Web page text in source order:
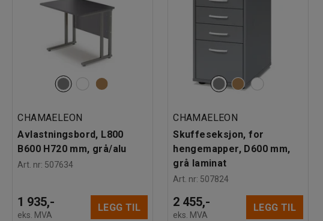
CHAMAELEON
Avlastningsbord, L800
B600 H720 mm, grå/alu
Art. nr: 507634
1 935,-
eks. MVA
LEGG TIL
CHAMAELEON
Skuffeseksjon, for
hengemapper, D600 mm,
grå laminat
Art. nr: 507824
2 455,-
eks. MVA
LEGG TIL